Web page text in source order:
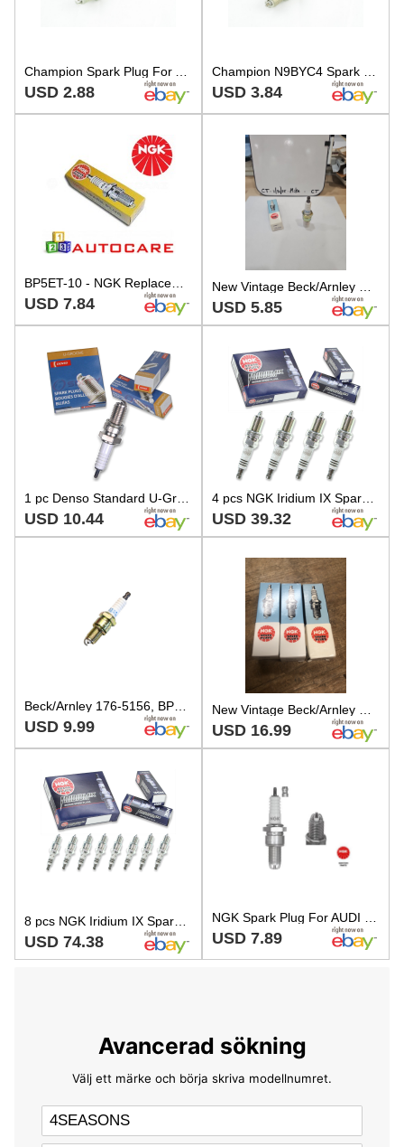
Champion Spark Plug For Audi BMW Hyundai Kia Mercedes Nissan Toyota - N9BYC4
USD 2.88
Champion N9BYC4 Spark Plug For Audi 80 100 VW Golf I II Passat
USD 3.84
BP5ET-10 - NGK Replacement Spark Plug Sparkplug - BP5ET10 No. 5156
USD 7.84
New Vintage Beck/Arnley NGK Spark Plug W30-255 / 176-5156 / BPR5EP-11
USD 5.85
1 pc Denso Standard U-Groove Spark Plug for Yamaha YFM400 Big Bear 4x4 ot
USD 10.44
4 pcs NGK Iridium IX Spark Plugs for 1994-1998 Saab 900 2.0L L4 - Engine Kit ff
USD 39.32
Beck/Arnley 176-5156, BPR5EP-11 NGK Spark Plug NOS
USD 9.99
New Vintage Beck/Arnley NGK Spark Plugs Set of 3 BPR5EP-11 176-5156.
USD 16.99
8 pcs NGK Iridium IX Spark Plugs for 1965-1966 Dodge Polara 4.5L V8 4.5L - lc
USD 74.38
NGK Spark Plug For AUDI 80 B2 SEAT Toledo I 78-99 101000001AD
USD 7.89
Avancerad sökning
Välj ett märke och börja skriva modellnumret.